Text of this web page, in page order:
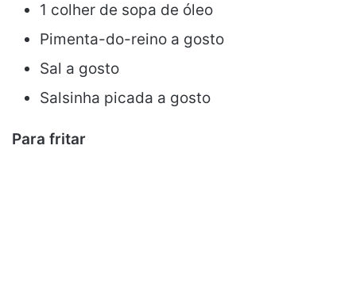
1 colher de sopa de óleo
Pimenta-do-reino a gosto
Sal a gosto
Salsinha picada a gosto
Para fritar